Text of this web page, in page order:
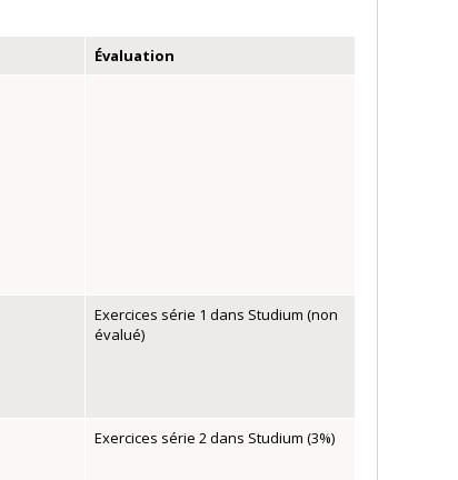
Évaluation
Exercices série 1 dans Studium (non
évalué)
Exercices série 2 dans Studium (3%)